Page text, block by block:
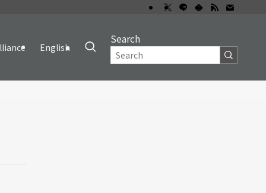
English
Search